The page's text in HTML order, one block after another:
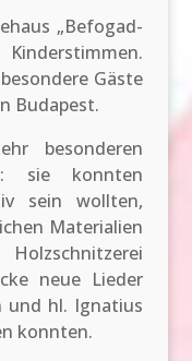
„Befogad-
Gäste
Budapest.
besonderen
sie konnten
sein wollten,
Materialien
neue Lieder
und hl. Ignatius
konnten.